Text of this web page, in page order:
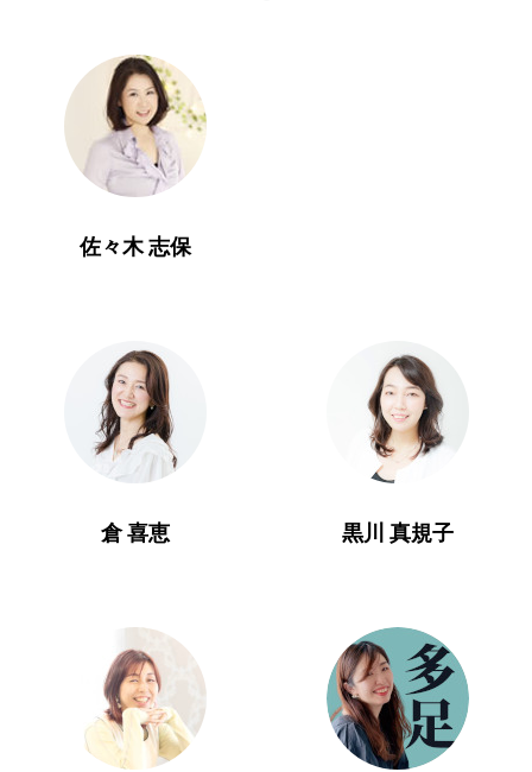
佐々木 志保
倉 喜恵 黒川 真規子